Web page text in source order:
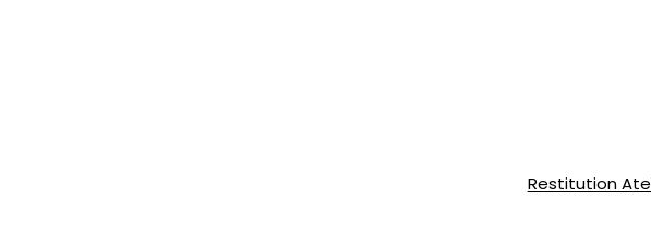
Restitution